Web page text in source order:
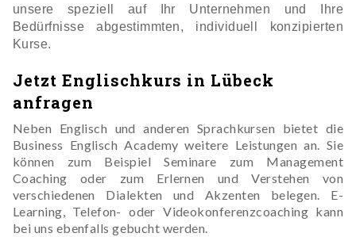
unsere speziell auf Ihr Unternehmen und Ihre
Bedürfnisse abgestimmten, individuell konzipierten
Kurse.
Jetzt Englischkurs in Lübeck
anfragen
Neben Englisch und anderen Sprachkursen bietet die
Business Englisch Academy weitere Leistungen an. Sie
können zum Beispiel Seminare zum Management
Coaching oder zum Erlernen und Verstehen von
verschiedenen Dialekten und Akzenten belegen. E-
Learning, Telefon- oder Videokonferenzcoaching kann
bei uns ebenfalls gebucht werden.